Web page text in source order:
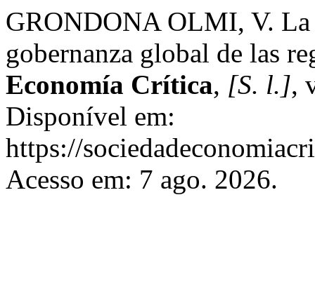
GRONDONA OLMI, V.
gobernanza global de las
Economía Crítica, [S. l.],
Disponível em:
https://
Acesso em: 7 ago. 2026.